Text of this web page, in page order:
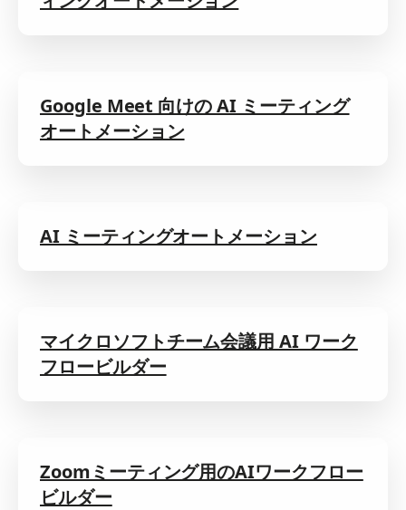
Google Meet 向けの AI ミーティング
オートメーション
AI ミーティングオートメーション
マイクロソフトチーム会議用 AI ワーク
フロービルダー
Zoomミーティング用のAIワークフロー
ビルダー